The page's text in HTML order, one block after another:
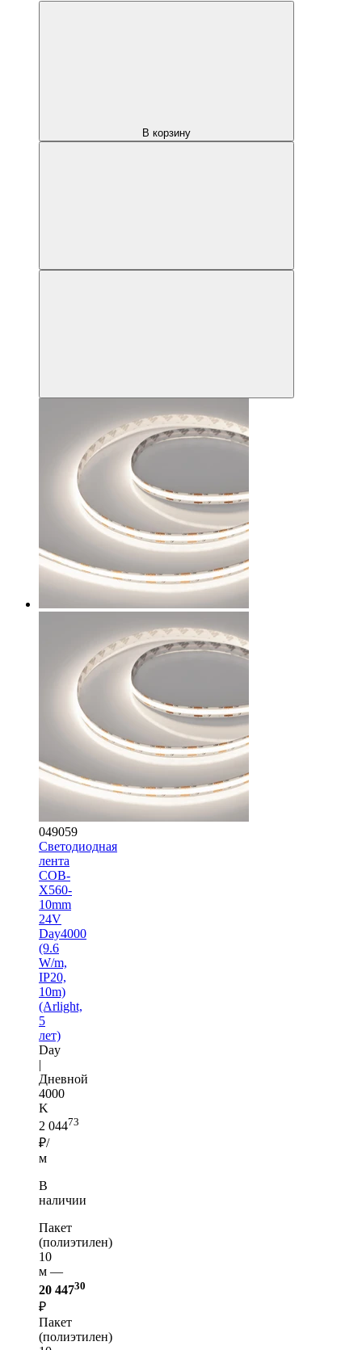
В корзину
049059
Светодиодная
лента
COB-
X560-
10mm
24V
Day4000
(9.6
W/m,
IP20,
10m)
(Arlight,
5
лет)
Day
|
Дневной
4000
K
2 04473
₽/
м
В
наличии
Пакет
(полиэтилен)
10
м —
20 44730
₽
Пакет
(полиэтилен)